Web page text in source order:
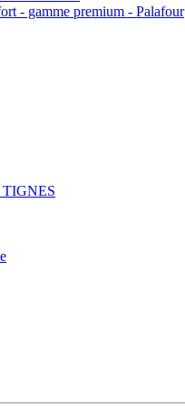
- gamme premium - Palafour